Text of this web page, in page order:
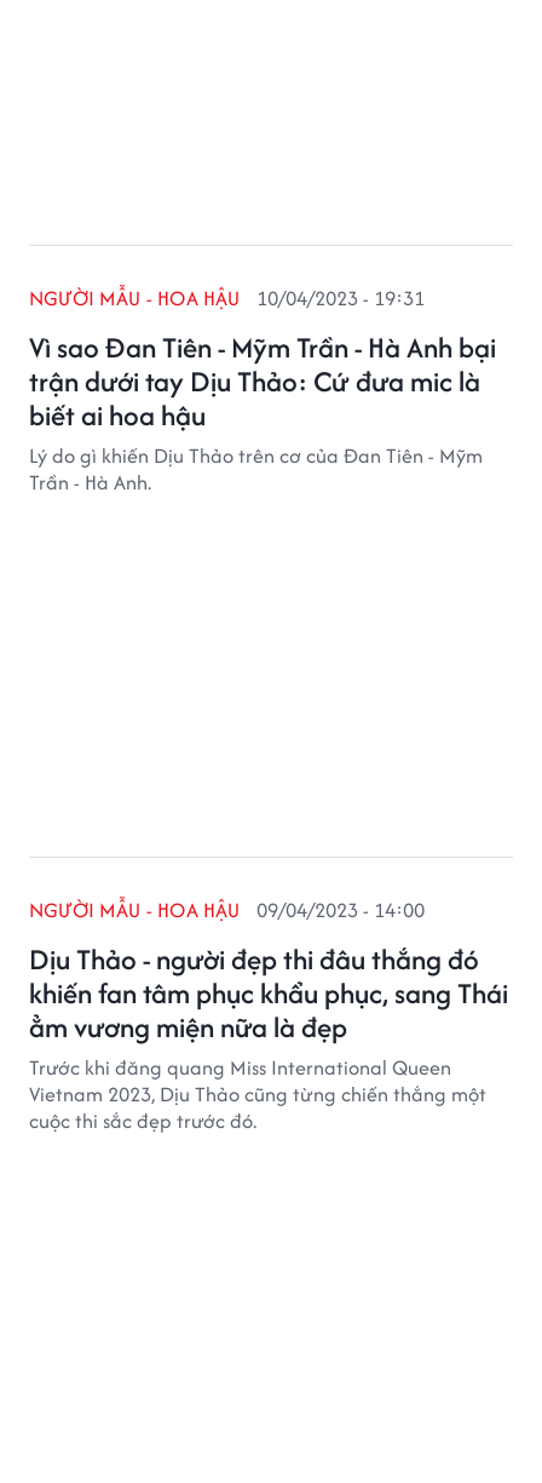
Vì sao Đan Tiên - Mỹm Trần - Hà Anh bại
trận dưới tay Dịu Thảo: Cứ đưa mic là
biết ai hoa hậu
NGƯỜI MẪU - HOA HẬU 10/04/2023 - 19:31
Lý do gì khiến Dịu Thảo trên cơ của Đan Tiên - Mỹm
Trần - Hà Anh.
Dịu Thảo - người đẹp thi đâu thắng đó
khiến fan tâm phục khẩu phục, sang Thái
ẳm vương miện nữa là đẹp
NGƯỜI MẪU - HOA HẬU 09/04/2023 - 14:00
Trước khi đăng quang Miss International Queen
Vietnam 2023, Dịu Thảo cũng từng chiến thắng một
cuộc thi sắc đẹp trước đó.